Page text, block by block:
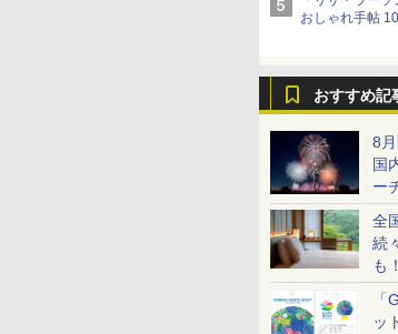
おしゃれ手帖
おすすめ記
8
国
ー
ど
全
続
も
め
ッ